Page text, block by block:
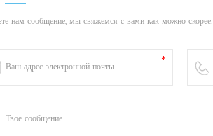
нам сообщение, мы свяжемся с вами как можно скорее.